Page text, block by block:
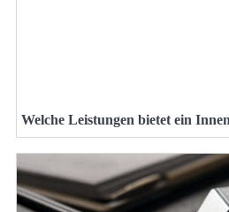
Welche Leistungen bietet ein